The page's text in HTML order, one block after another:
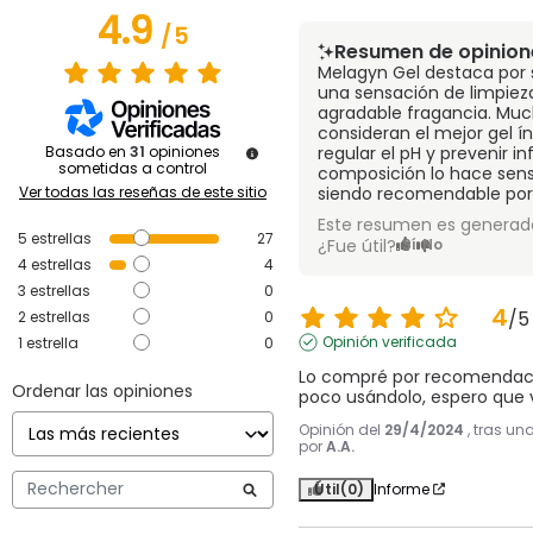
4.9/5
Basado en 31 opiniones
sometidas a control
Ver todas las reseñas de este sitio
5 estrellas
27
4estrellas
4
3 estrellas
0
2estrellas
0
1 estrella 0
Ordenar las opiniones
Resumen de
Melagyn Gel destaca
una sensación de
agradable fragancia.
consideran el mejor gel
regular el pH y prevenir
composición lo hace
siendo recomendable
Este resumen es
¿Fue útil? Sí No
4/5
Opinión verificada
Lo compré por
poco usándolo, espero que
Opinión del 29/4/2024 , tras
porA.A.
Útil(0) Informe